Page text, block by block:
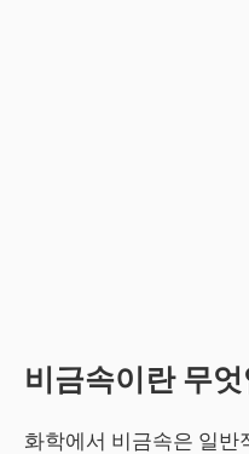
비금속이란 무
화학에서 비금속은 일반